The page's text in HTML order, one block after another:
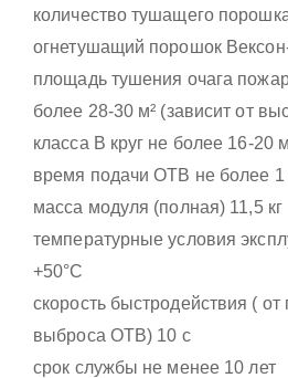
количество тушащего
огнетушащий порошок
площадь тушения очага
более 28-30 м² (зависит от
класса В круг не более 16-20
время подачи ОТВ не более 1
масса модуля (полная) 11,5 кг
температурные условия
+50°С
скорость быстродействия (
выброса ОТВ) 10 с
срок службы не менее 10 лет